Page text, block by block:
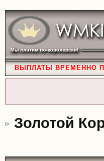
ВЫПЛАТЫ ВРЕМЕННО
Золотой